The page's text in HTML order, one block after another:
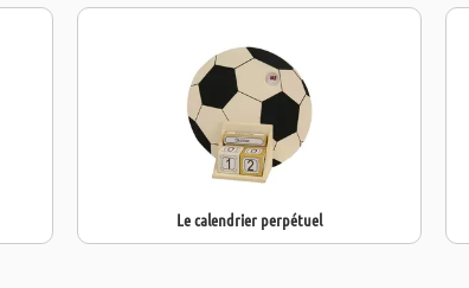
Le calendrier perpétuel